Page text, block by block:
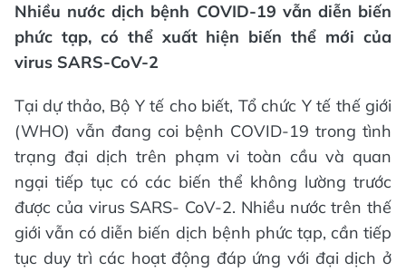
Nhiều nước dịch bệnh COVID-19 vẫn diễn biến
phức tạp, có thể xuất hiện biến thể mới của
virus SARS-CoV-2
Tại dự thảo, Bộ Y tế cho biết, Tổ chức Y tế thế giới
(WHO) vẫn đang coi bệnh COVID-19 trong tình
trạng đại dịch trên phạm vi toàn cầu và quan
ngại tiếp tục có các biến thể không lường trước
được của virus SARS- CoV-2. Nhiều nước trên thế
giới vẫn có diễn biến dịch bệnh phức tạp, cần tiếp
tục duy trì các hoạt động đáp ứng với đại dịch ở